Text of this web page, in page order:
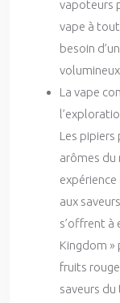
vapoteurs
vape à
besoin
La vape
Les pipiers
arômes du
aux
s’offrent à
Kingdom »
fruits
saveurs